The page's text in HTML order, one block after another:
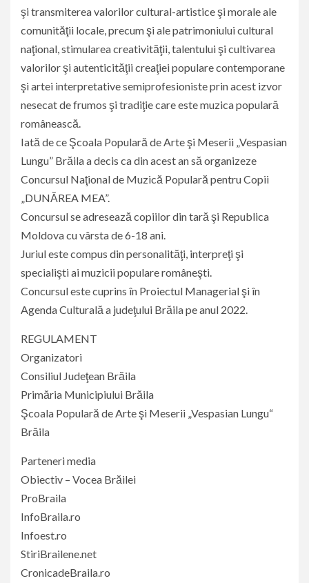
şi transmiterea valorilor cultural-artistice şi morale ale
comunităţii locale, precum şi ale patrimoniului cultural
naţional, stimularea creativităţii, talentului şi cultivarea
valorilor şi autenticităţii creaţiei populare contemporane
şi artei interpretative semiprofesioniste prin acest izvor
nesecat de frumos şi tradiţie care este muzica populară
românească.
Iată de ce Şcoala Populară de Arte şi Meserii „Vespasian
Lungu” Brăila a decis ca din acest an să organizeze
Concursul Naţional de Muzică Populară pentru Copii
„DUNĂREA MEA”.
Concursul se adresează copiilor din tară şi Republica
Moldova cu vârsta de 6-18 ani.
Juriul este compus din personalităţi, interpreţi şi
specialişti ai muzicii populare româneşti.
Concursul este cuprins în Proiectul Managerial şi în
Agenda Culturală a judeţului Brăila pe anul 2022.
REGULAMENT
Organizatori
Consiliul Judeţean Brăila
Primăria Municipiului Brăila
Şcoala Populară de Arte şi Meserii „Vespasian Lungu“
Brăila
Parteneri media
Obiectiv – Vocea Brăilei
ProBraila
InfoBraila.ro
Infoest.ro
StiriBrailene.net
CronicadeBraila.ro